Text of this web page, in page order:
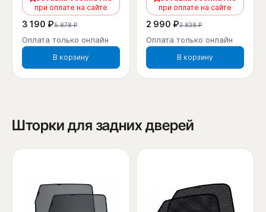
при оплате на сайте
3 190 ₽5 878 ₽
Оплата только онлайн
В корзину
при оплате на сайте
2 990 ₽3 838 ₽
Оплата только онлайн
В корзину
Шторки для задних дверей